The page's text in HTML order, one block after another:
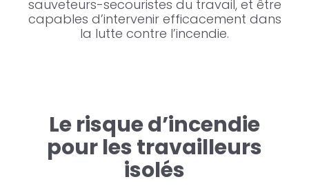
sauveteurs-secouristes du travail, et être
capables d’intervenir efficacement dans
la lutte contre l’incendie.
Le risque d’incendie
pour les travailleurs
isolés